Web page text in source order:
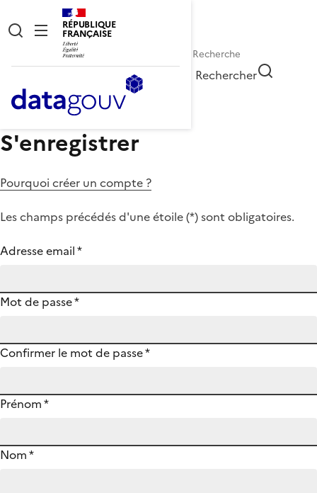
RÉPUBLIQUE
FRANÇAISE
Rechercher
S'enregistrer
Pourquoi créer un compte ?
Les champs précédés d'une étoile (*) sont obligatoires.
Adresse email*
Mot de passe*
Confirmer le mot de passe*
Prénom*
Nom*